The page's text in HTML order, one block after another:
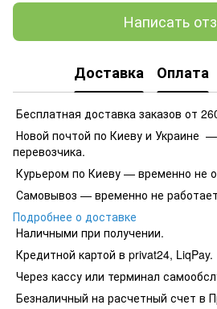
Написать
Доставка Оплата
Бесплатная доставка заказов от
Новой почтой по Киеву и Украине
перевозчика.
Курьером по Киеву — временно не
Самовывоз — временно не
Подробнее о доставке
Наличными при получении.
Кредитной картой в privat24, LiqPay.
​​​​Через кассу или терминал
​​​​Безналичный на расчетный счет в